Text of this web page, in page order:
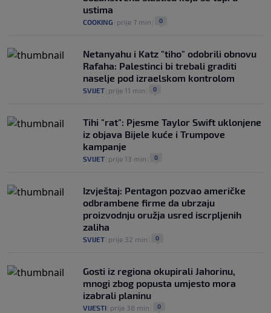
ustima
COOKING prije 7 min 0
Netanyahu i Katz "tiho" odobrili obnovu
Rafaha: Palestinci bi trebali graditi
naselje pod izraelskom kontrolom
SVIJET prije 11 min 0
Tihi "rat": Pjesme Taylor Swift uklonjene
iz objava Bijele kuće i Trumpove
kampanje
SVIJET prije 13 min 0
Izvještaj: Pentagon pozvao američke
odbrambene firme da ubrzaju
proizvodnju oružja usred iscrpljenih
zaliha
SVIJET prije 32 min 0
Gosti iz regiona okupirali Jahorinu,
mnogi zbog popusta umjesto mora
izabrali planinu
VIJESTI prije 38 min 0